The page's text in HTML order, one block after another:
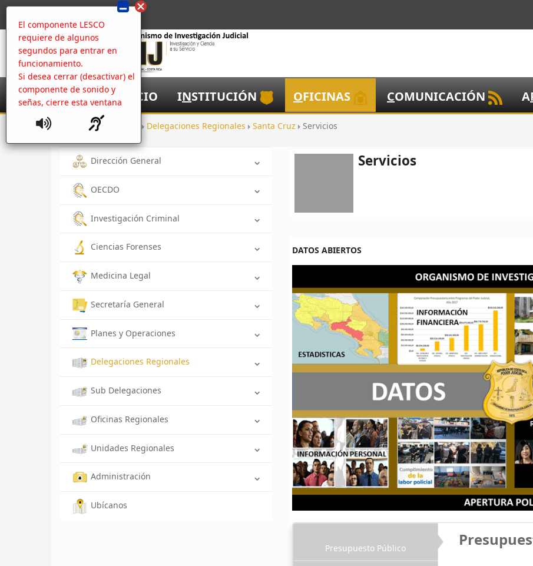
El componente LESCO
requiere de algunos
segundos para entrar en
funcionamiento.
Si desea cerrar (desactivar) el
componente de sonido y
señas, cierre esta ventana
NICIO INSTITUCIÓN OFICINAS COMUNICACIÓN A
Inicio Delegaciones Regionales Santa Cruz Servicios
Dirección General
OECDO
Investigación Criminal
Ciencias Forenses
Medicina Legal
Secretaría General
Planes y Operaciones
Delegaciones Regionales
Sub Delegaciones
Oficinas Regionales
Unidades Regionales
Administración
Ubícanos
Servicios
DATOS ABIERTOS
Presupuesto Público